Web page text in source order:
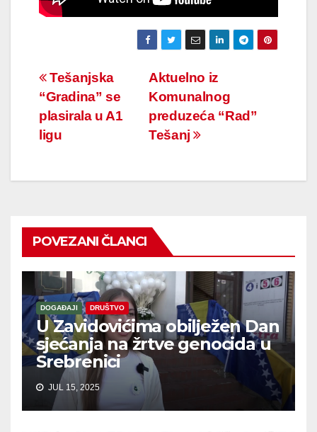
Navigacija
članaka
Aktuelno iz
Komunalnog
preduzeća “Rad”
Tešanj
Tešanjska
“Gradina” se
plasirala u A1
ligu
POVEZANI ČLANCI
DOGAĐAJI DRUŠTVO
U Zavidovićima obilježen Dan
sjećanja na žrtve genocida u
Srebrenici
JUL 15, 2025